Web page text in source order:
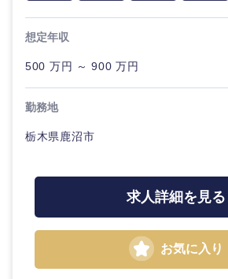
門職
工管理
事務職
法律・特許事務所・監査法人
人材・アウトソーシング
茨城県
千葉県 東
神奈川県
想定年収
500 万円 ～ 900 万円
勤務地
栃木県鹿沼市
求人詳細を見る
お気に入り